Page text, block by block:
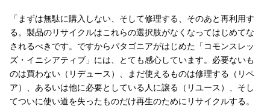
「まずは無駄に購入しない、そして修理する、そのあと再利用す
る。製品のリサイクルはこれらの選択肢がなくなってはじめてな
されるべきです。ですからパタゴニアがはじめた「コモンスレッ
ズ・イニシアティブ」には、とても感心しています。必要ないも
のは買わない（リデュース）、まだ使えるものは修理する（リペ
ア）、あるいは他に必要としている人に譲る（リユース）、そし
てついに使い道を失ったものだけ再生のためにリサイクルする。